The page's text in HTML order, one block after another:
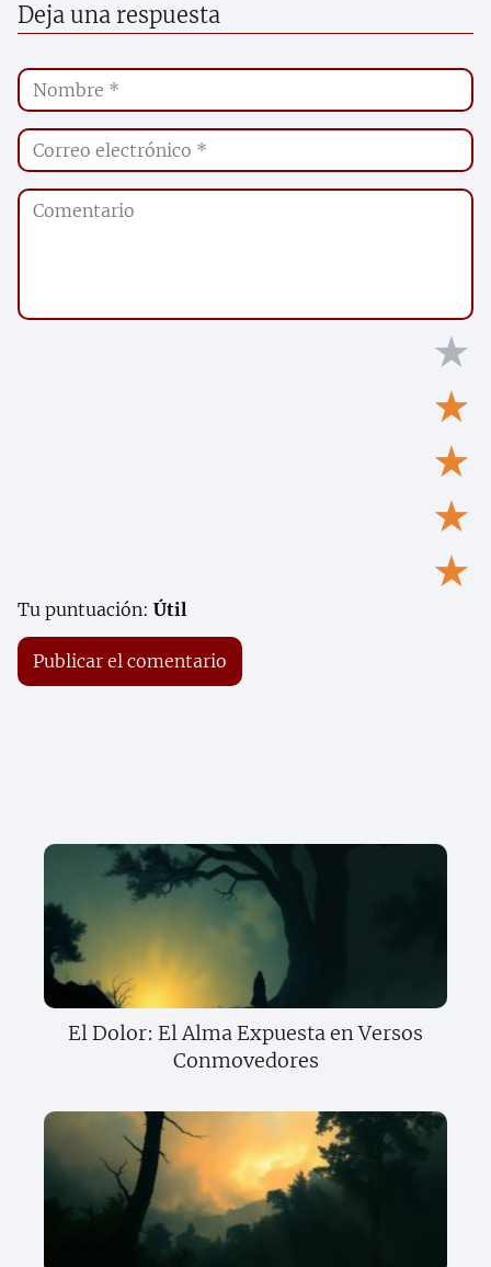
Deja una respuesta
★
★
★
★
★
Tu puntuación: Útil
El Dolor: El Alma Expuesta en Versos
Conmovedores